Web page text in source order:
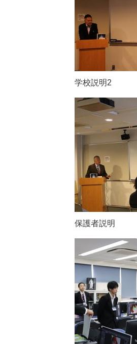
学校説明2
保護者説明